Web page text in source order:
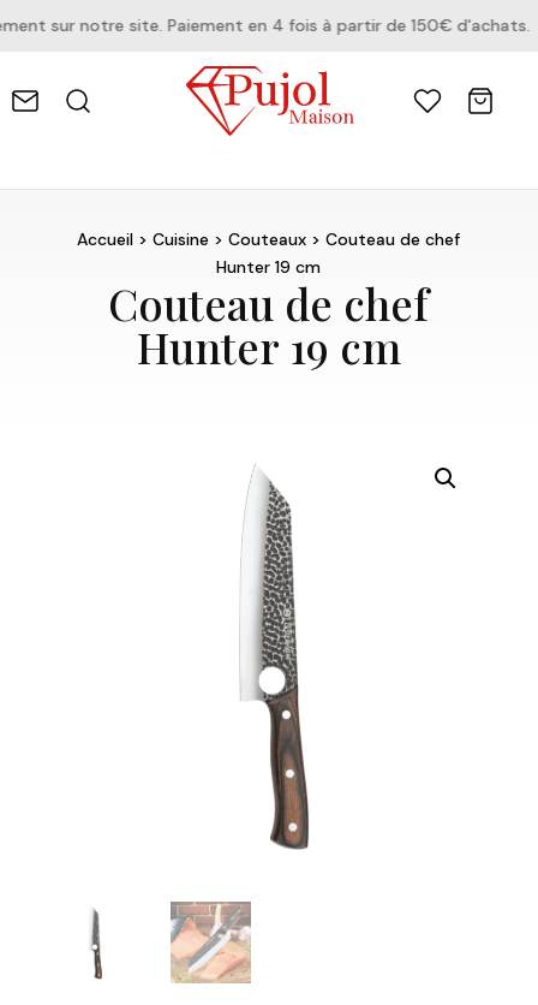
sur notre site. Paiement en 4 fois à partir de 150€ d'achats.
Accueil >Cuisine >Couteaux > Couteau de chef
Hunter 19 cm
Couteau de chef
Hunter 19 cm